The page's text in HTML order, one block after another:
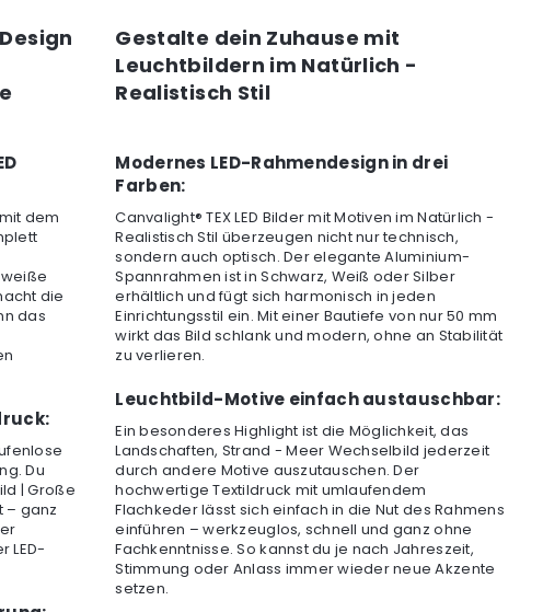
dem
die
das
Du
| Große
– ganz
LED-
Gestalte dein Zuhause mit
Leuchtbildern im Natürlich -
Realistisch Stil
Modernes LED-Rahmendesign in drei
Farben:
Canvalight® TEX LED Bilder mit Motiven im Natürlich -
Realistisch Stil überzeugen nicht nur technisch,
sondern auch optisch. Der elegante Aluminium-
Spannrahmen ist in Schwarz, Weiß oder Silber
erhältlich und fügt sich harmonisch in jeden
Einrichtungsstil ein. Mit einer Bautiefe von nur 50 mm
wirkt das Bild schlank und modern, ohne an Stabilität
zu verlieren.
Leuchtbild-Motive einfach austauschbar:
Ein besonderes Highlight ist die Möglichkeit, das
Landschaften, Strand - Meer Wechselbild jederzeit
durch andere Motive auszutauschen. Der
hochwertige Textildruck mit umlaufendem
Flachkeder lässt sich einfach in die Nut des Rahmens
einführen – werkzeuglos, schnell und ganz ohne
Fachkenntnisse. So kannst du je nach Jahreszeit,
Stimmung oder Anlass immer wieder neue Akzente
setzen.